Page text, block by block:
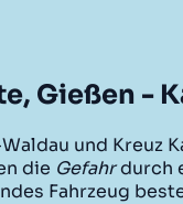
Gießen -
und Kreuz
die Gefahrdurch
Fahrzeug